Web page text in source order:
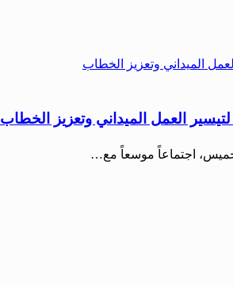
العمل الميداني وتعزيز الخطاب
اجتماعاً موسعاً مع…